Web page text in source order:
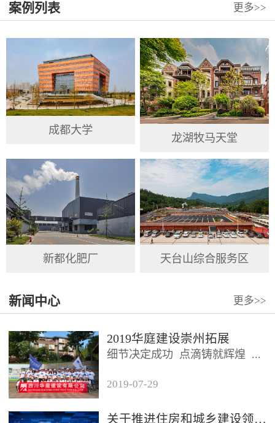
万元。公司具有建筑工程施工总承包
壹级、市政公用工程施工总承包壹
级、地...
案例列表 更多>>
成都大学
龙湖牧马天堂
新都化肥厂 天台山综合服务区
新闻中心 更多>>
2019华庭建设崇州拓展
细节决定成功 点滴铸就辉煌 ...
2019-07-29
关于推进住房和城乡建设领域施工现场专业人员职业培训工作的通知